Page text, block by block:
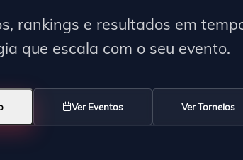
rankings e resultados em
que escala com o seu evento.
Ver Eventos Ver Torneios